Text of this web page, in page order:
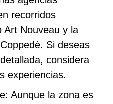
recorridos
Art Nouveau y la
Si deseas
considera
experiencias.
Aunque la zona es